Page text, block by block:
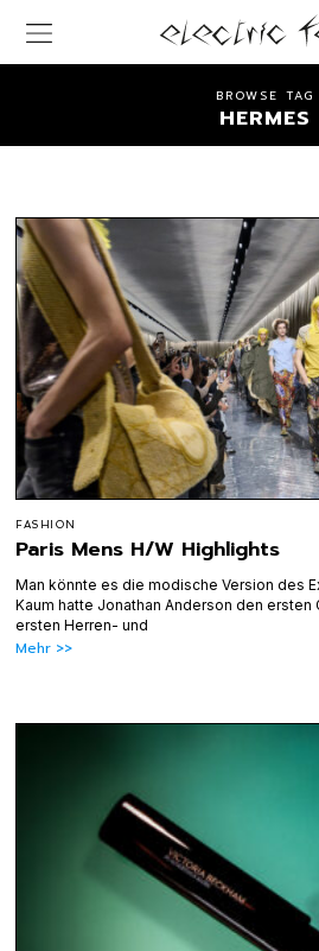
BROWSE TAG
HERMES
FASHION
Paris Mens H/W Highlights
Man könnte es die modische Version des
Kaum hatte Jonathan Anderson den
ersten Herren- und
Mehr >>